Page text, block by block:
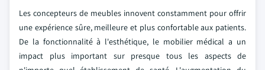
Les concepteurs de meubles innovent constamment pour offrir
une expérience sûre, meilleure et plus confortable aux patients.
De la fonctionnalité à l'esthétique, le mobilier médical a un
impact plus important sur presque tous les aspects de